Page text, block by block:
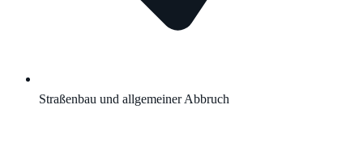
Straßenbau und allgemeiner Abbruch